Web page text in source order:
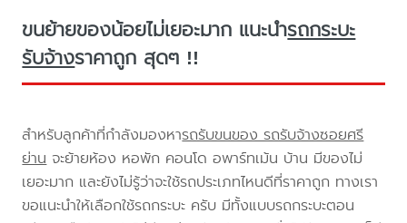
ขนย้ายของน้อยไม่เยอะมาก แนะนำรถกระบะ
รับจ้างราคาถูก สุดๆ !!
สำหรับลูกค้าที่กำลังมองหารถรับขนของ รถรับจ้างซอยศรี
ย่าน จะย้ายห้อง หอพัก คอนโด อพาร์ทเม้น บ้าน มีของไม่
เยอะมาก และยังไม่รู้ว่าจะใช้รถประเภทไหนดีที่ราคาถูก ทางเรา
ขอแนะนำให้เลือกใช้รถกระบะ ครับ มีทั้งแบบรถกระบะตอน